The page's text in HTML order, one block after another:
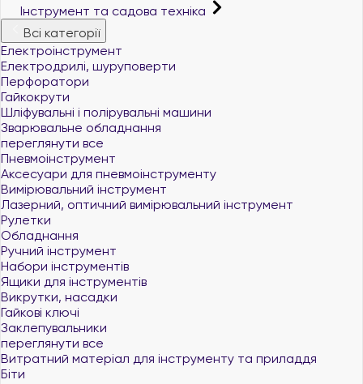
Інструмент та садова техніка
Всі категорії
Електроінструмент
Електродрилі, шуруповерти
Перфоратори
Гайкокрути
Шліфувальні і полірувальні машини
Зварювальне обладнання
переглянути все
Пневмоінструмент
Аксесуари для пневмоінструменту
Вимірювальний інструмент
Лазерний, оптичний вимірювальний інструмент
Рулетки
Обладнання
Ручний інструмент
Набори інструментів
Ящики для інструментів
Викрутки, насадки
Гайкові ключі
Заклепувальники
переглянути все
Витратний матеріал для інструменту та приладдя
Біти